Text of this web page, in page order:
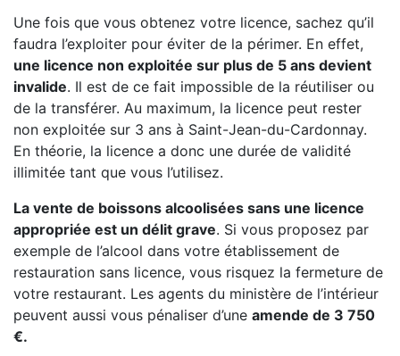
Une fois que vous obtenez votre licence, sachez qu’il
faudra l’exploiter pour éviter de la périmer. En effet,
une licence non exploitée sur plus de 5 ans devient
invalide. Il est de ce fait impossible de la réutiliser ou
de la transférer. Au maximum, la licence peut rester
non exploitée sur 3 ans à Saint-Jean-du-Cardonnay.
En théorie, la licence a donc une durée de validité
illimitée tant que vous l’utilisez.
La vente de boissons alcoolisées sans une licence
appropriée est un délit grave. Si vous proposez par
exemple de l’alcool dans votre établissement de
restauration sans licence, vous risquez la fermeture de
votre restaurant. Les agents du ministère de l’intérieur
peuvent aussi vous pénaliser d’une amende de 3 750
€.